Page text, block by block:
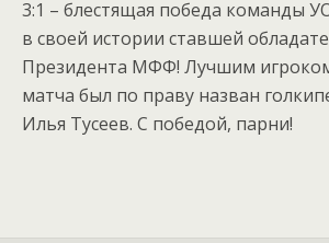
3:1 – блестящая победа команды
в своей истории ставшей
Президента МФФ! Лучшим
матча был по праву назван
Илья Тусеев. С победой, парни!